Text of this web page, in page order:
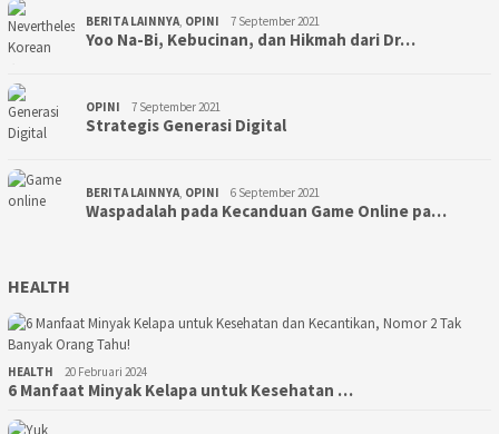
BERITA LAINNYA, OPINI 7 September 2021
Yoo Na-Bi, Kebucinan, dan Hikmah dari Dr…
OPINI 7 September 2021
Strategis Generasi Digital
BERITA LAINNYA, OPINI 6 September 2021
Waspadalah pada Kecanduan Game Online pa…
HEALTH
HEALTH 20 Februari 2024
6 Manfaat Minyak Kelapa untuk Kesehatan …